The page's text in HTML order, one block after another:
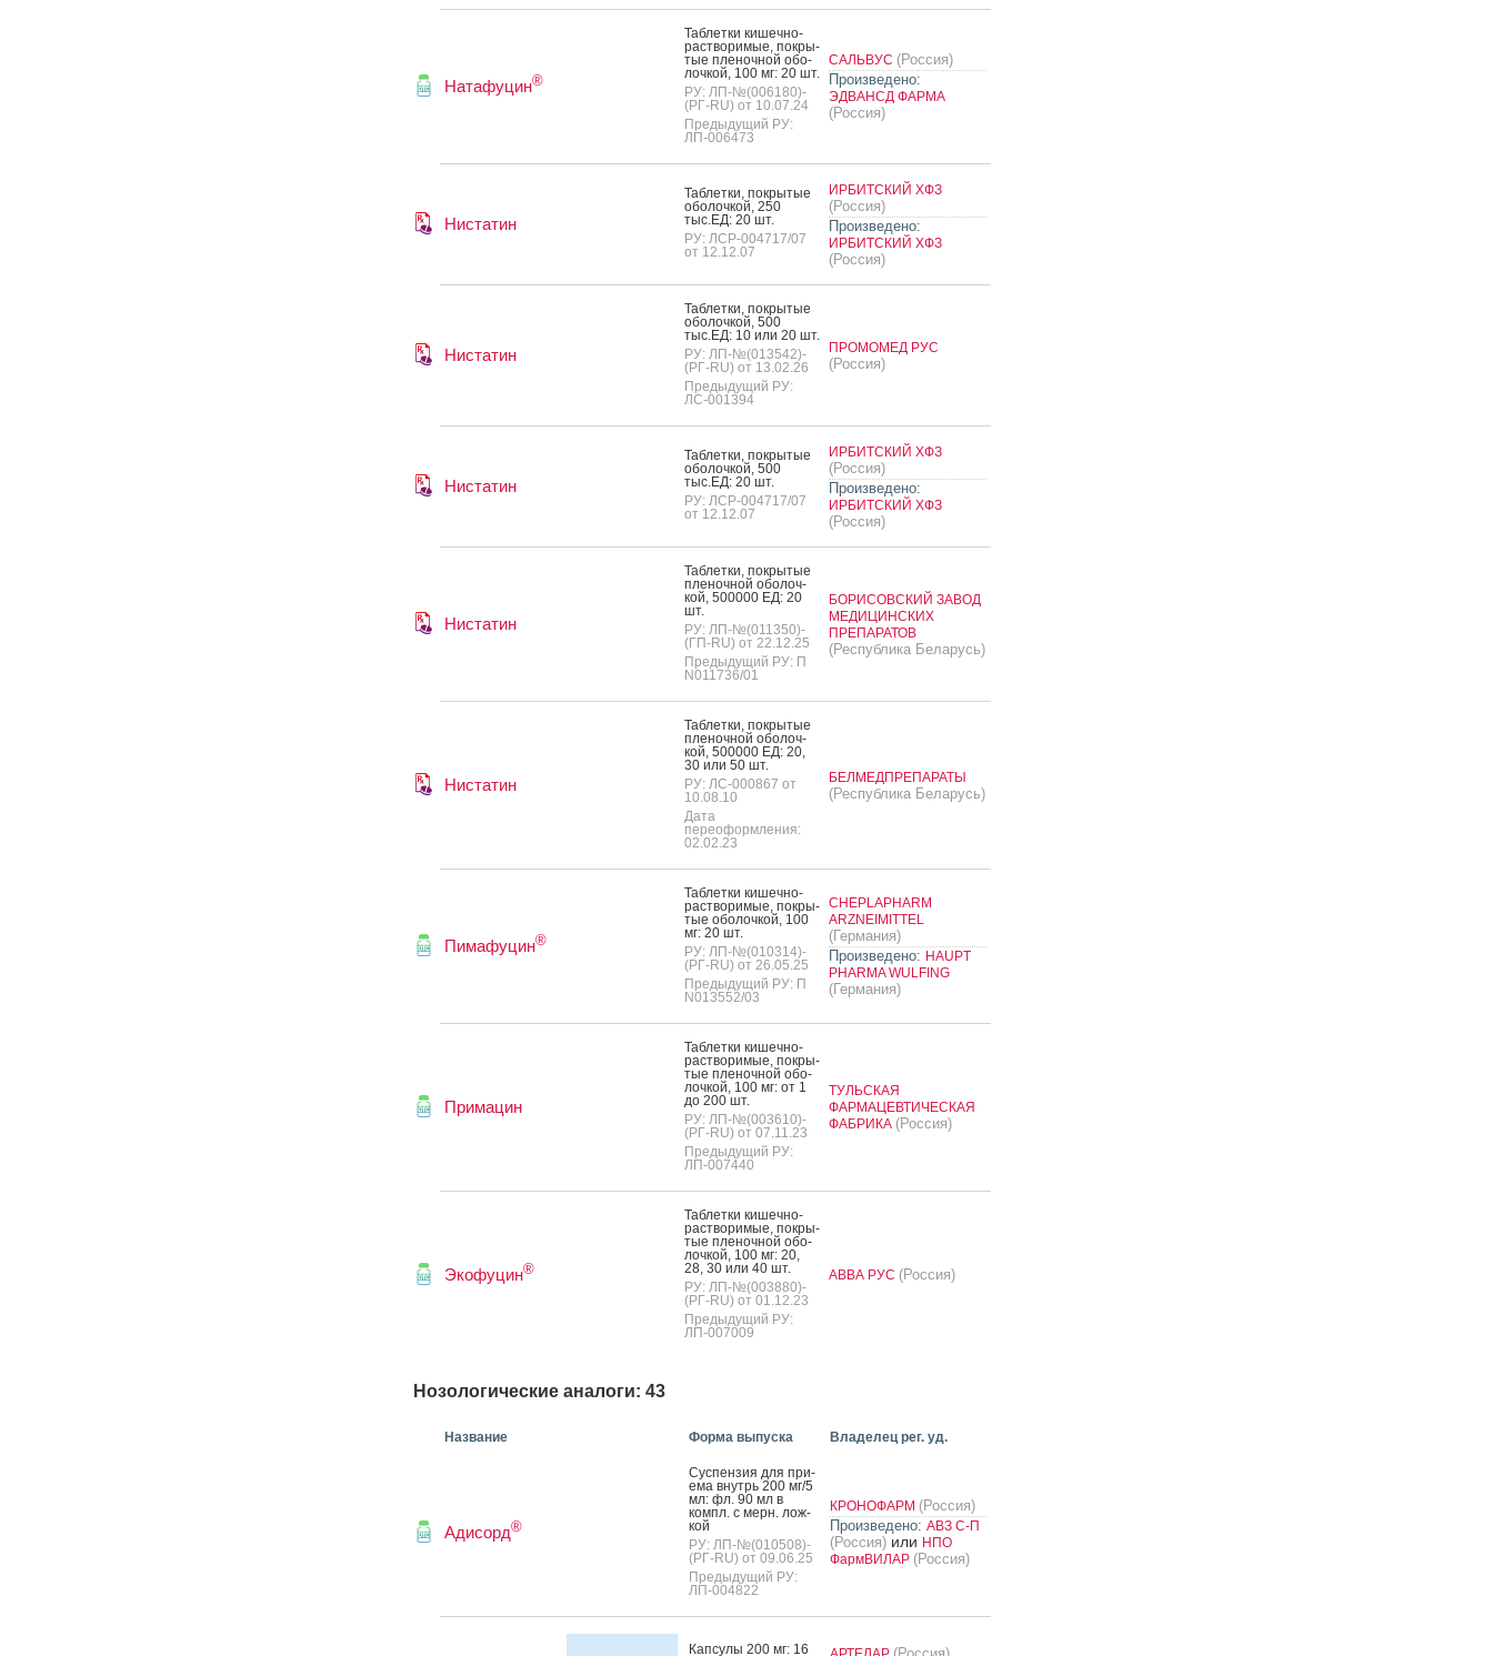
Натафуцин®
Таб­летки ки­шеч­но­
рас­тво­римые, пок­ры­
тые пле­ноч­ной обо­
лоч­кой, 100 мг: 20 шт.
РУ: ЛП-№(006180)-
(РГ-RU) от 10.07.24
Предыдущий РУ:
ЛП-006473
САЛЬВУС (Россия)
Произведено:
ЭДВАНСД ФАРМА
(Россия)
Нистатин
Таб­летки, пок­ры­тые
обо­лоч­кой, 250
тыс.ЕД: 20 шт.
РУ: ЛСР-004717/07
от 12.12.07
ИРБИТСКИЙ ХФЗ
(Россия)
Произведено:
ИРБИТСКИЙ ХФЗ
(Россия)
Нистатин
Таб­летки, пок­ры­тые
обо­лоч­кой, 500
тыс.ЕД: 10 или 20 шт.
РУ: ЛП-№(013542)-
(РГ-RU) от 13.02.26
Предыдущий РУ:
ЛС-001394
ПРОМОМЕД РУС
(Россия)
Нистатин
Таб­летки, пок­ры­тые
обо­лоч­кой, 500
тыс.ЕД: 20 шт.
РУ: ЛСР-004717/07
от 12.12.07
ИРБИТСКИЙ ХФЗ
(Россия)
Произведено:
ИРБИТСКИЙ ХФЗ
(Россия)
Нистатин
Таб­летки, пок­ры­тые
пле­ноч­ной обо­лоч­
кой, 500000 ЕД: 20
шт.
РУ: ЛП-№(011350)-
(ГП-RU) от 22.12.25
Предыдущий РУ: П
N011736/01
БОРИСОВСКИЙ ЗАВОД
МЕДИЦИНСКИХ
ПРЕПАРАТОВ
(Республика Беларусь)
Нистатин
Таб­летки, пок­ры­тые
пле­ноч­ной обо­лоч­
кой, 500000 ЕД: 20,
30 или 50 шт.
РУ: ЛС-000867 от
10.08.10
Дата
переоформления:
02.02.23
БЕЛМЕДПРЕПАРАТЫ
(Республика Беларусь)
Пимафуцин®
Таб­летки ки­шеч­но­
рас­тво­римые, пок­ры­
тые обо­лоч­кой, 100
мг: 20 шт.
РУ: ЛП-№(010314)-
(РГ-RU) от 26.05.25
Предыдущий РУ: П
N013552/03
CHEPLAPHARM
ARZNEIMITTEL
(Германия)
Произведено: HAUPT
PHARMA WULFING
(Германия)
Примацин
Таб­летки ки­шеч­но­
рас­тво­римые, пок­ры­
тые пле­ноч­ной обо­
лоч­кой, 100 мг: от 1
до 200 шт.
РУ: ЛП-№(003610)-
(РГ-RU) от 07.11.23
Предыдущий РУ:
ЛП-007440
ТУЛЬСКАЯ
ФАРМАЦЕВТИЧЕСКАЯ
ФАБРИКА (Россия)
Экофуцин®
Таб­летки ки­шеч­но­
рас­тво­римые, пок­ры­
тые пле­ноч­ной обо­
лоч­кой, 100 мг: 20,
28, 30 или 40 шт.
РУ: ЛП-№(003880)-
(РГ-RU) от 01.12.23
Предыдущий РУ:
ЛП-007009
АВВА РУС (Россия)
Нозологические аналоги: 43
Название Форма выпуска Владелец рег. уд.
Адисорд®
Сус­пензия для при­
ема внутрь 200 мг/5
мл: фл. 90 мл в
компл. с мерн. лож­
кой
РУ: ЛП-№(010508)-
(РГ-RU) от 09.06.25
Предыдущий РУ:
ЛП-004822
КРОНОФАРМ (Россия)
Произведено: АВЗ С-П
(Россия)или НПО
ФармВИЛАР (Россия)
Кап­су­лы 200 мг: 16